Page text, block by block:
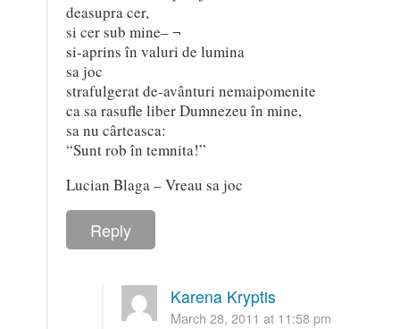
deasupra cer,
si cer sub mine– ¬
si-aprins în valuri de lumina
sa joc
strafulgerat de-avânturi nemaipomenite
ca sa rasufle liber Dumnezeu în mine,
sa nu cârteasca:
“Sunt rob în temnita!”
Lucian Blaga – Vreau sa joc
Reply
Karena Kryptis
March 28, 2011 at 11:58 pm